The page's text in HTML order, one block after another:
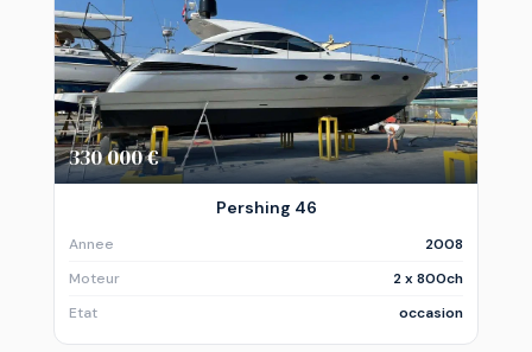
330 000 €
Pershing 46
Annee
2008
Moteur
2 x 800ch
Etat
occasion